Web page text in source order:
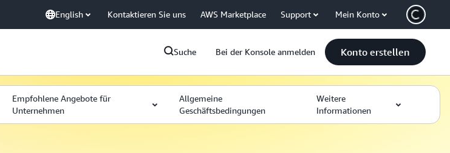
English Kontaktieren Sie uns AWS Marketplace Support Mein Konto
Suche Bei der Konsole anmelden Konto erstellen
Empfohlene Angebote für
Unternehmen
Allgemeine
Geschäftsbedingungen
Weitere
Informationen